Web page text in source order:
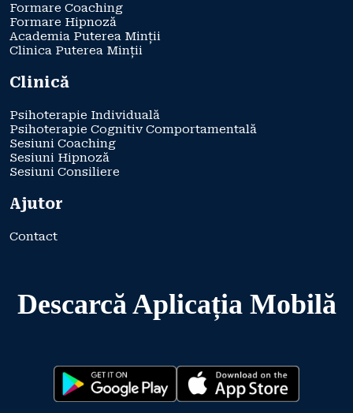
Formare Coaching
Formare Hipnoză
Academia Puterea Minții
Clinica Puterea Minții
Clinică
Psihoterapie Individuală
Psihoterapie Cognitiv Comportamentală
Sesiuni Coaching
Sesiuni Hipnoză
Sesiuni Consiliere
Ajutor
Contact
Descarcă Aplicația Mobilă